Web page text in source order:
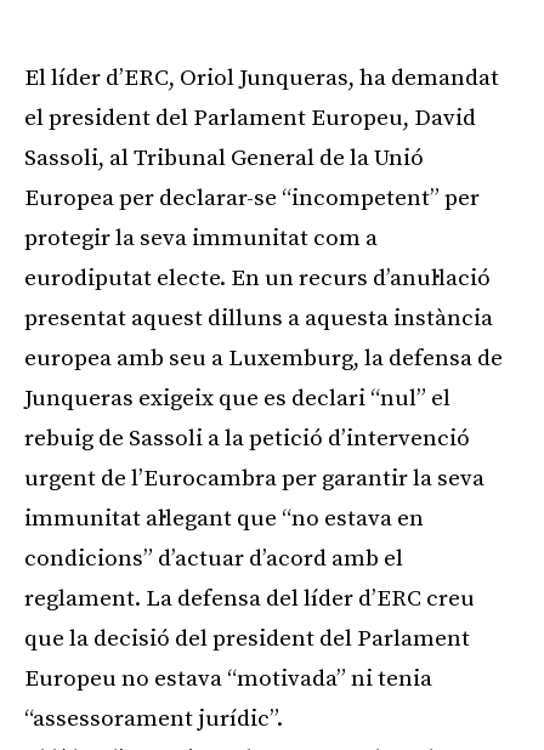
El líder d’ERC, Oriol Junqueras, ha demandat
el president del Parlament Europeu, David
Sassoli, al Tribunal General de la Unió
Europea per declarar-se “incompetent” per
protegir la seva immunitat com a
eurodiputat electe. En un recurs d’anul·lació
presentat aquest dilluns a aquesta instància
europea amb seu a Luxemburg, la defensa de
Junqueras exigeix que es declari “nul” el
rebuig de Sassoli a la petició d’intervenció
urgent de l’Eurocambra per garantir la seva
immunitat al·legant que “no estava en
condicions” d’actuar d’acord amb el
reglament. La defensa del líder d’ERC creu
que la decisió del president del Parlament
Europeu no estava “motivada” ni tenia
“assessorament jurídic”.